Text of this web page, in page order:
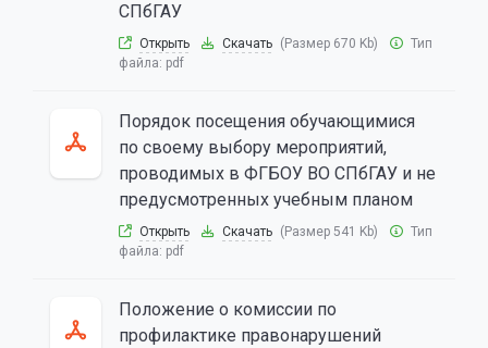
СПбГАУ
Открыть Скачать (Размер 670 Kb)
Тип
файла: pdf
Порядок посещения обучающимися
по своему выбору мероприятий,
проводимых в ФГБОУ ВО СПбГАУ и не
предусмотренных учебным планом
Открыть Скачать (Размер 541 Kb)
Тип
файла: pdf
Положение о комиссии по
профилактике правонарушений